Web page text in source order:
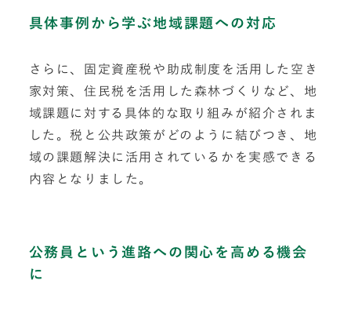
具体事例から学ぶ地域課題への対応
さらに、固定資産税や助成制度を活用した空き
家対策、住民税を活用した森林づくりなど、地
域課題に対する具体的な取り組みが紹介されま
した。税と公共政策がどのように結びつき、地
域の課題解決に活用されているかを実感できる
内容となりました。
公務員という進路への関心を高める機会
に